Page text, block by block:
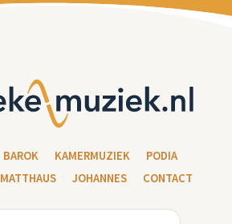
BAROK KAMERMUZIEK
PODIA
MATTHAUS JOHANNES CONTACT